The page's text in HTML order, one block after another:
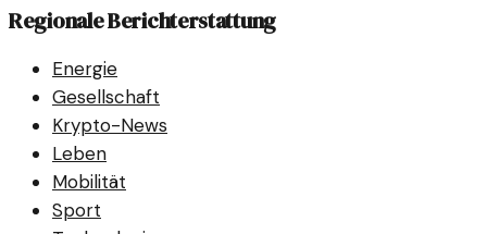
Regionale Berichterstattung
Energie
Gesellschaft
Krypto-News
Leben
Mobilität
Sport